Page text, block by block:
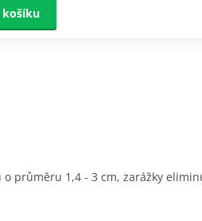
košíku
průměru 1,4 - 3 cm, zarážky